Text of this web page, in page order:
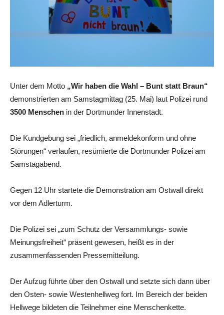
Unter dem Motto „Wir haben die Wahl – Bunt statt Braun“
demonstrierten am Samstagmittag (25. Mai) laut Polizei rund
3500 Menschen in der Dortmunder Innenstadt.
Die Kundgebung sei „friedlich, anmeldekonform und ohne
Störungen“ verlaufen, resümierte die Dortmunder Polizei am
Samstagabend.
Gegen 12 Uhr startete die Demonstration am Ostwall direkt
vor dem Adlerturm.
Die Polizei sei „zum Schutz der Versammlungs- sowie
Meinungsfreiheit“ präsent gewesen, heißt es in der
zusammenfassenden Pressemitteilung.
Der Aufzug führte über den Ostwall und setzte sich dann über
den Osten- sowie Westenhellweg fort. Im Bereich der beiden
Hellwege bildeten die Teilnehmer eine Menschenkette.